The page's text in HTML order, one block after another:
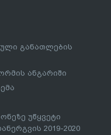
განათლების
ანგარიში
უწყვეტი
2019-2020